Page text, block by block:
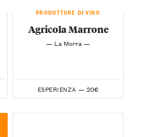
PRODUTTORE DI VINO
Agricola Marrone
— La Morra —
ESPERIENZA — 20€